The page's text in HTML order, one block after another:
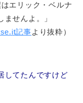
エリック・ベルナ
せんよ。」
記事より抜粋）
してたんですけど